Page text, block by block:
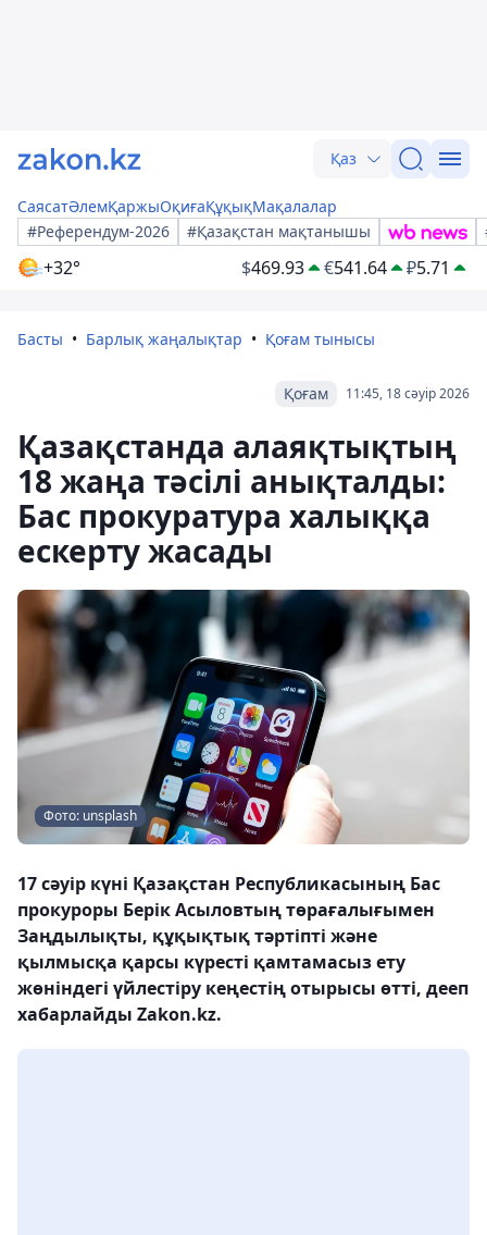
Қаз
СаясатӘлемҚаржыОқиғаҚұқықМақалалар
#Референдум-2026
#Қазақстан мақтанышы
+32° $469.93 €541.64 ₽5.71
Басты Барлық жаңалықтар Қоғам тынысы
11:45, 18 сәуір 2026
Қоғам
Қазақстанда алаяқтықтың
18 жаңа тәсілі анықталды:
Бас прокуратура халыққа
ескерту жасады
Фото: unsplash
17 сәуір күні Қазақстан Республикасының Бас
прокуроры Берік Асыловтың төрағалығымен
Заңдылықты, құқықтық тәртіпті және
қылмысқа қарсы күресті қамтамасыз ету
жөніндегі үйлестіру кеңестің отырысы өтті, дееп
хабарлайды Zakon.kz.